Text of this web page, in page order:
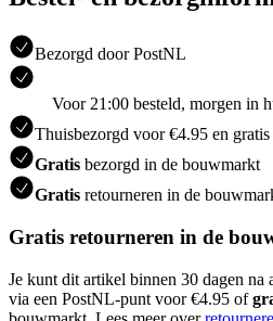
Bezorgd door PostNL
Voor 21:00 besteld, morgen in
Thuisbezorgd voor €4.95 en
Gratis bezorgd in de bouwmarkt
Gratis retourneren in de
Gratis retourneren in de
Je kunt dit artikel binnen 30 dagen na
via een PostNL-punt voor €4.95 of